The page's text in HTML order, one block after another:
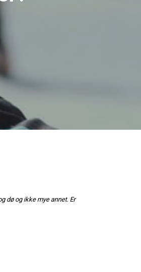
dø og ikke mye annet. Er